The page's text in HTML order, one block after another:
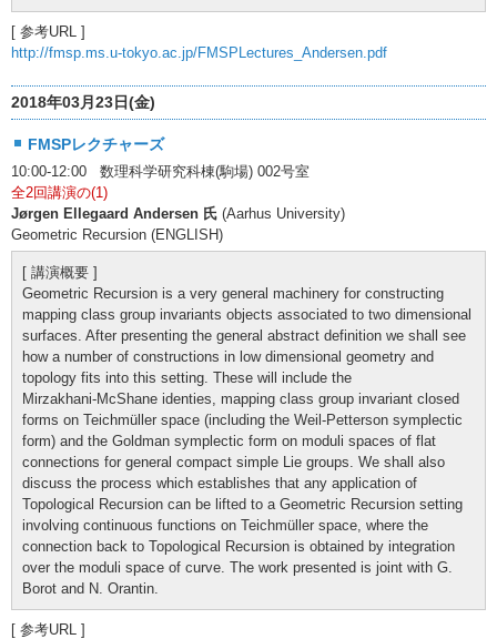
[ 参考URL ]
http://fmsp.ms.u-tokyo.ac.jp/FMSPLectures_Andersen.pdf
2018年03月23日(金)
FMSPレクチャーズ
10:00-12:00 数理科学研究科棟(駒場) 002号室
全2回講演の(1)
Jørgen Ellegaard Andersen 氏 (Aarhus University)
Geometric Recursion (ENGLISH)
[ 講演概要 ]
Geometric Recursion is a very general machinery for constructing
mapping class group invariants objects associated to two dimensional
surfaces. After presenting the general abstract definition we shall see
how a number of constructions in low dimensional geometry and
topology fits into this setting. These will include the
Mirzakhani-McShane identies, mapping class group invariant closed
forms on Teichmüller space (including the Weil-Petterson symplectic
form) and the Goldman symplectic form on moduli spaces of flat
connections for general compact simple Lie groups. We shall also
discuss the process which establishes that any application of
Topological Recursion can be lifted to a Geometric Recursion setting
involving continuous functions on Teichmüller space, where the
connection back to Topological Recursion is obtained by integration
over the moduli space of curve. The work presented is joint with G.
Borot and N. Orantin.
[ 参考URL ]